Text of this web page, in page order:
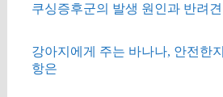
쿠싱증후군의 발생 원인과 반려
강아지에게 주는 바나나, 안전한
항은